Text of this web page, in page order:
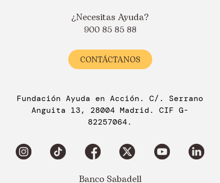
¿Necesitas Ayuda?
900 85 85 88
CONTÁCTANOS
Fundación Ayuda en Acción. C/. Serrano
Anguita 13, 28004 Madrid. CIF G-
82257064.
Banco Sabadell